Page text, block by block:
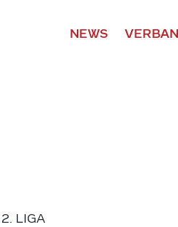
NEWS
2. LIGA